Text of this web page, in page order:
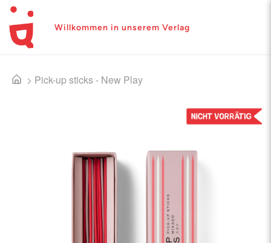
Willkommen in unserem Verlag
> Pick-up sticks - New Play